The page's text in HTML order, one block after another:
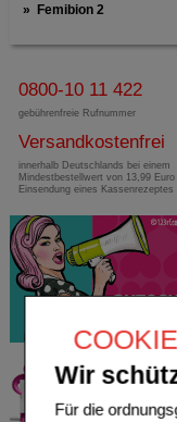
Wir
Für die
Femibion 2
0800-10 11 422
gebührenfreie Rufnummer
Versandkostenfrei
innerhalb Deutschlands bei einem
Mindestbestellwert von 13,99 Euro
Einsendung eines Kassenrezeptes